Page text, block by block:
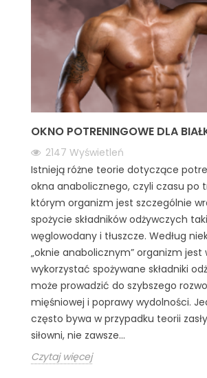
OKNO POTRENINGOWE DLA
2147 Wyświetleń
Istnieją różne teorie dotyczące
okna anabolicznego, czyli czasu po
którym organizm jest szczególnie
spożycie składników odżywczych
węglowodany i tłuszcze. Według
„oknie anabolicznym” organizm jest
wykorzystać spożywane składniki
może prowadzić do szybszego
mięśniowej i poprawy wydolności.
często bywa w przypadku teorii
siłowni, nie zawsze...
Czytaj więcej